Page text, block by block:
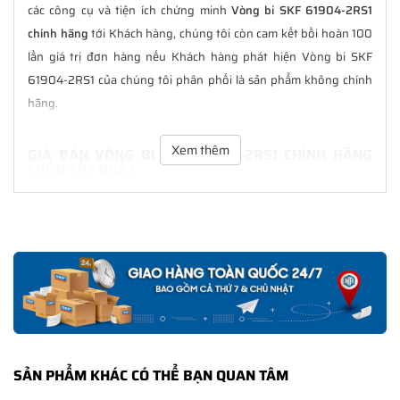
các công cụ và tiện ích chứng minh Vòng bi SKF 61904-2RS1
chính hãngtới Khách hàng, chúng tôi còn cam kết bồi hoàn 100
lần giá trị đơn hàng nếu Khách hàng phát hiện Vòng bi SKF
61904-2RS1 của chúng tôi phân phối là sản phẩm không chính
hãng.
GIÁ BÁN VÒNG BI SKF 61904-2RS1 CHÍNH HÃNG
TạiNGOCANH.COMgiá bán Vòng bi SKF 61904-2RS1 luôn là tốt
trong suốt quá trình sử dụng các sản phẩm SKF chính hãng.
CHẾ ĐỘ BẢO HÀNH VÒNG BI SKF 61904-2RS1
CHÍNH HÃNG
Tất cả các sản phẩm SKF chính hãng do
phối đều được bảo hành chính hãng theo đúng tiêu chuẩn bảo
Xem thêm
SẢN PHẨM KHÁC CÓ THỂ BẠN QUAN TÂM